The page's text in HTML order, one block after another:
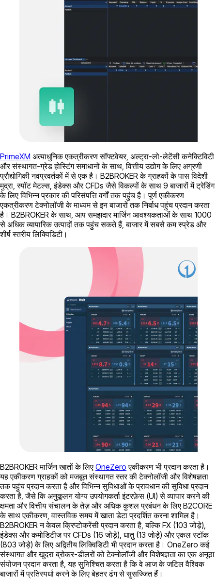
PrimeXM अत्याधुनिक एकत्रीकरण सॉफ्टवेयर, अल्ट्रा-लो-लेटेंसी कनेक्टिविटी
और संस्थागत-ग्रेड होस्टिंग समाधानों के साथ, वित्तीय उद्योग के लिए अग्रणी
प्रौद्योगिकी नवप्रवर्तकों में से एक है। B2BROKER के ग्राहकों के पास विदेशी
मुद्रा, स्पॉट मेटल्स, इंडेक्स और CFDs जैसे विकल्पों के साथ 9 बाजारों में ट्रेडिंग
के लिए विभिन्न प्रकार की परिसंपत्ति वर्गों तक पहुंच है। पूर्ण एकीकरण
एकत्रीकरण टेक्नोलॉजी के माध्यम से इन बाजारों तक निर्बाध पहुंच प्रदान करता
है। B2BROKER के साथ, आप समझदार मार्जिन आवश्यकताओं के साथ 1000
से अधिक व्यापारिक उत्पादों तक पहुंच सकते हैं, बाजार में सबसे कम स्प्रेड और
शीर्ष स्तरीय लिक्विडिटी।
B2BROKER मार्जिन खातों के लिए OneZero एकीकरण भी प्रदान करता है।
यह एकीकरण ग्राहकों को मजबूत संस्थागत स्तर की टेक्नोलॉजी और विशेषज्ञता
तक पहुंच प्रदान करता है और विभिन्न सुविधाओं के प्रावधान की सुविधा प्रदान
करता है, जैसे कि अनुकूलन योग्य उपयोगकर्ता इंटरफ़ेस (UI) से व्यापार करने की
क्षमता और वित्तीय संचालन के तेज़ और अधिक कुशल प्रबंधन के लिए B2CORE
के साथ एकीकरण, वास्तविक समय में खाता डेटा प्रदर्शित करना शामिल है।
B2BROKER न केवल क्रिप्टोकरेंसी प्रदान करता है, बल्कि FX (103 जोड़े),
इंडेक्स और कमोडिटीज पर CFDs (16 जोड़े), धातु (13 जोड़े) और एकल स्टॉक
(803 जोड़े) के लिए अद्वितीय लिक्विडिटी भी प्रदान करता है। OneZero कई
संस्थागत और खुदरा ब्रोकर-डीलरों को टेक्नोलॉजी और विशेषज्ञता का एक अनूठा
संयोजन प्रदान करता है, यह सुनिश्चित करता है कि वे आज के जटिल वैश्विक
बाजारों में प्रतिस्पर्धा करने के लिए बेहतर ढंग से सुसज्जित हैं।